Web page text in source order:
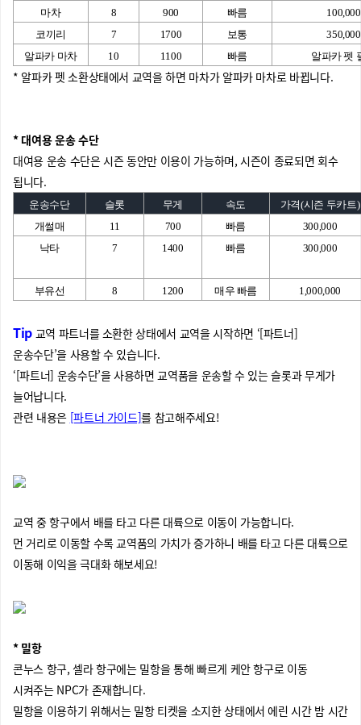
마차
8 900 빠름
100,000
코끼리
7 1700 보통
350,000
알파카 마차
10 1100 빠름 알파카 펫
* 알파카 펫 소환상태에서 교역을 하면 마차가 알파카 마차로 바뀝니다.
* 대여용 운송 수단
대여용 운송 수단은 시즌 동안만 이용이 가능하며, 시즌이 종료되면 회수
됩니다.
운송수단 슬롯 무게 속도
가격(시즌 두카트)
개썰매
11 700 빠름
300,000
낙타
7 1400 빠름 300,000
부유선 8 1200 매우 빠름 1,000,000
Tip교역 파트너를 소환한 상태에서 교역을 시작하면 ‘[파트너]
운송수단’을 사용할 수 있습니다.
‘[파트너] 운송수단’을 사용하면 교역품을 운송할 수 있는 슬롯과 무게가
늘어납니다.
관련 내용은 [파트너 가이드]를 참고해주세요!
교역 중 항구에서 배를 타고 다른 대륙으로 이동이 가능합니다.
먼 거리로 이동할 수록 교역품의 가치가 증가하니 배를 타고 다른 대륙으로
이동해 이익을 극대화 해보세요!
* 밀항
콘누스 항구, 셀라 항구에는 밀항을 통해 빠르게 케안 항구로 이동
시켜주는 NPC가 존재합니다.
밀항을 이용하기 위해서는 밀항 티켓을 소지한 상태에서 에린 시간 밤 시간